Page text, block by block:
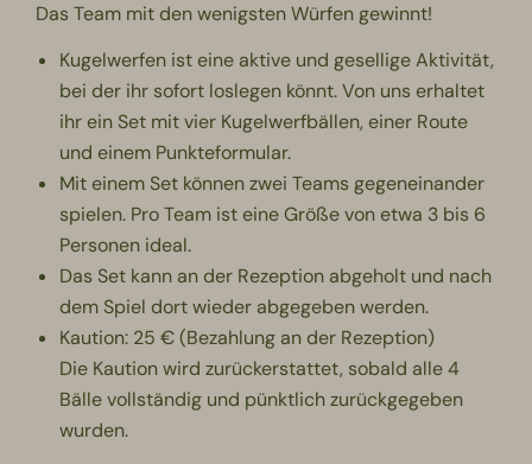
Das Team mit den wenigsten Würfen gewinnt!
Kugelwerfen ist eine aktive und gesellige Aktivität,
bei der ihr sofort loslegen könnt. Von uns erhaltet
ihr ein Set mit vier Kugelwerfbällen, einer Route
und einem Punkteformular.
Mit einem Set können zwei Teams gegeneinander
spielen. Pro Team ist eine Größe von etwa 3 bis 6
Personen ideal.
Das Set kann an der Rezeption abgeholt und nach
dem Spiel dort wieder abgegeben werden.
Kaution: 25 € (Bezahlung an der Rezeption)
Die Kaution wird zurückerstattet, sobald alle 4
Bälle vollständig und pünktlich zurückgegeben
wurden.